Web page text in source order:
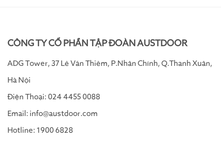
CÔNG TY CỔ PHẦN TẬP ĐOÀN AUSTDOOR
ADG Tower, 37 Lê Văn Thiêm, P.Nhân Chính, Q.Thanh Xuân,
Hà Nội
Điện Thoại: 024 4455 0088
Email: info@austdoor.com
Hotline: 1900 6828